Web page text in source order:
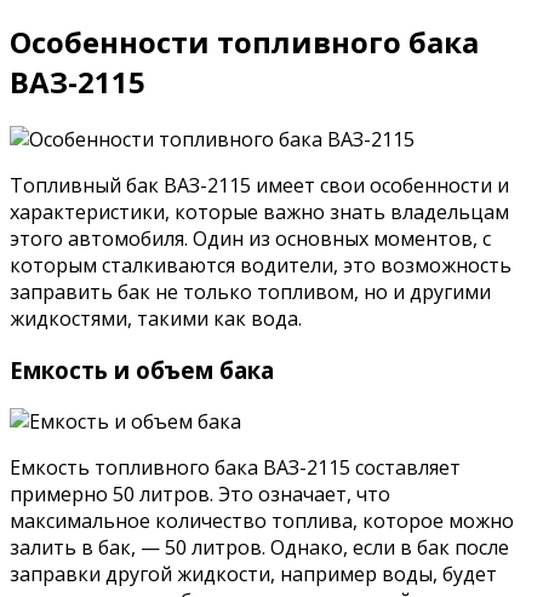
Особенности топливного бака
ВАЗ-2115
Топливный бак ВАЗ-2115 имеет свои особенности и
характеристики, которые важно знать владельцам
этого автомобиля. Один из основных моментов, с
которым сталкиваются водители, это возможность
заправить бак не только топливом, но и другими
жидкостями, такими как вода.
Емкость и объем бака
Емкость топливного бака ВАЗ-2115 составляет
примерно 50 литров. Это означает, что
максимальное количество топлива, которое можно
залить в бак, — 50 литров. Однако, если в бак после
заправки другой жидкости, например воды, будет